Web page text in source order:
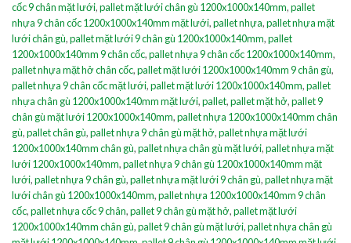
cốc 9 chân mặt lưới,pallet mặt lưới chân gù 1200x1000x140mm,pallet
nhựa 9 chân cốc 1200x1000x140mm mặt lưới,pallet nhựa,pallet nhựa mặt
lưới chân gù,pallet mặt lưới 9 chân gù 1200x1000x140mm,pallet
1200x1000x140mm 9 chân cốc,pallet nhựa 9 chân cốc 1200x1000x140mm,
pallet nhựa mặt hở chân cốc,pallet mặt lưới 1200x1000x140mm 9 chân gù,
pallet nhựa 9 chân cốc mặt lưới,pallet mặt lưới 1200x1000x140mm,pallet
nhựa chân gù 1200x1000x140mm mặt lưới,pallet,pallet mặt hở,pallet 9
chân gù mặt lưới 1200x1000x140mm,pallet nhựa 1200x1000x140mm chân
gù,pallet chân gù,pallet nhựa 9 chân gù mặt hở,pallet nhựa mặt lưới
1200x1000x140mm chân gù,pallet nhựa chân gù mặt lưới,pallet nhựa mặt
lưới 1200x1000x140mm,pallet nhựa 9 chân gù 1200x1000x140mm mặt
lưới,pallet nhựa 9 chân gù,pallet nhựa mặt lưới 9 chân gù,pallet nhựa mặt
lưới chân gù 1200x1000x140mm,pallet nhựa 1200x1000x140mm 9 chân
cốc,pallet nhựa cốc 9 chân,pallet 9 chân gù mặt hở,pallet mặt lưới
1200x1000x140mm chân gù,pallet 9 chân gù mặt lưới,pallet nhựa chân gù